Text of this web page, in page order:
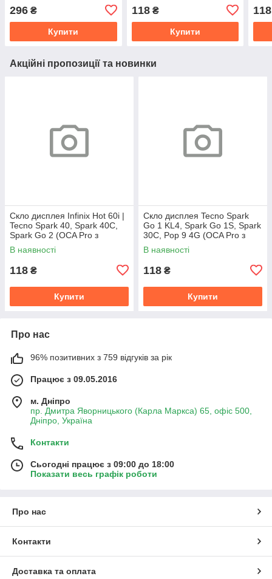
296 ₴
Купити
118₴
Купити
118
Акційні пропозиції та новинки
Скло дисплея Infinix Hot 60i |
Tecno Spark 40, Spark 40C,
Spark Go 2 (OCA Pro з
плівкою)
В наявності
118 ₴
Купити
Скло дисплея Tecno Spark
Go 1 KL4, Spark Go 1S, Spark
30C, Pop 9 4G (OCA Pro з
плівкою)
В наявності
118 ₴
Купити
Про нас
96% позитивних з 759 відгуків за рік
Працює з 09.05.2016
м. Дніпро
пр. Дмитра Яворницького (Карла Маркса) 65, офіс 500,
Дніпро, Україна
Контакти
Сьогодні працює з 09:00 до 18:00
Показати весь графік роботи
Про нас
Контакти
Доставка та оплата